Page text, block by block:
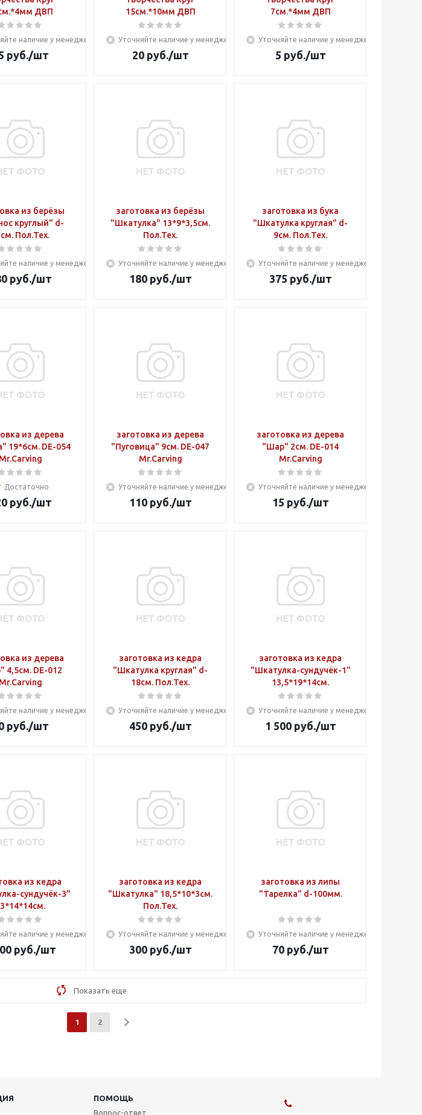
ДВП
наличие у менеджера
руб./шт
15см.*10мм ДВП
Уточняйте наличие у менеджера
20руб./шт
7см.*4мм ДВП
Уточняйте наличие у менеджера
5 руб./шт
из берёзы
круглый" d-
Пол.Тех.
наличие у менеджера
руб./шт
заготовка из берёзы
"Шкатулка" 13*9*3,5см.
Пол.Тех.
Уточняйте наличие у менеджера
180руб./шт
заготовка из бука
"Шкатулка круглая" d-
9см. Пол.Тех.
Уточняйте наличие у менеджера
375 руб./шт
из дерева
19*6см. DE-054
Mr.Carving
Достаточно
руб./шт
заготовка из дерева
"Пуговица" 9см. DE-047
Mr.Carving
Уточняйте наличие у менеджера
110руб./шт
заготовка из дерева
"Шар" 2см. DE-014
Mr.Carving
Уточняйте наличие у менеджера
15 руб./шт
из дерева
4,5см. DE-012
Mr.Carving
наличие у менеджера
руб./шт
заготовка из кедра
"Шкатулка круглая" d-
18см. Пол.Тех.
Уточняйте наличие у менеджера
450руб./шт
заготовка из кедра
"Шкатулка-сундучёк-1"
13,5*19*14см.
Уточняйте наличие у менеджера
1 500руб./шт
из кедра
сундучёк-3"
наличие у менеджера
руб./шт
заготовка из кедра
"Шкатулка" 18,5*10*3см.
Пол.Тех.
Уточняйте наличие у менеджера
300руб./шт
заготовка из липы
"Тарелка" d-100мм.
Уточняйте наличие у менеджера
70руб./шт
Показать еще
1 2
ПОМОЩЬ
Вопрос-ответ